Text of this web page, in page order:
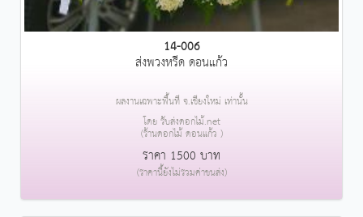
14-006
ส่งพวงหรีด ดอนแก้ว
ผลงานเฉพาะพื้นที่ จ.เชียงใหม่ เท่านั้น
โดย รับส่งดอกไม้.net
(ร้านดอกไม้ ดอนแก้ว )
ราคา 1500 บาท
(ราคานี้ยังไม่รวมค่าขนส่ง)